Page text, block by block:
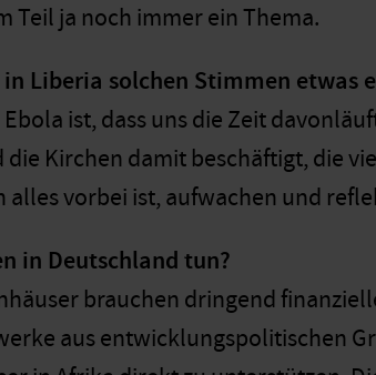
Teil ja noch immer ein Thema.
Liberia solchen Stimmen etwas
ist, dass uns die Zeit
die Kirchen damit beschäftigt, die
vorbei ist, aufwachen und
in Deutschland tun?
brauchen dringend
aus entwicklungspolitischen